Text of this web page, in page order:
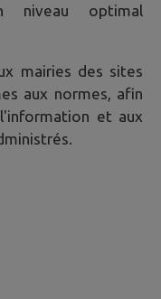
niveau optimal
mairies des sites
aux normes, afin
et aux